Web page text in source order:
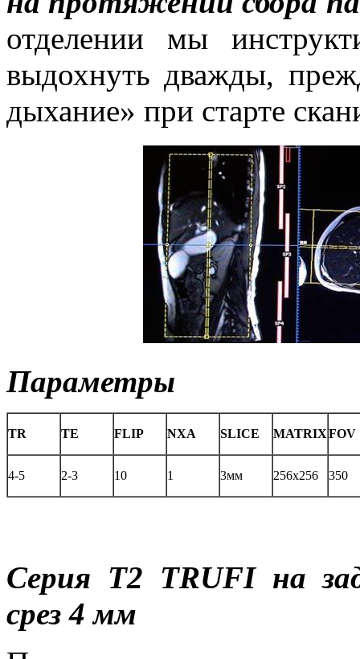
отделении мы
выдохнуть дважды,
дыхание» при старте
Параметры
TR TE FLIP NXA SLICE MATRIXFOV
4-5 2-3 10 1 3мм 256x256 350
Серия Т2 TRUFI на
срез 4 мм